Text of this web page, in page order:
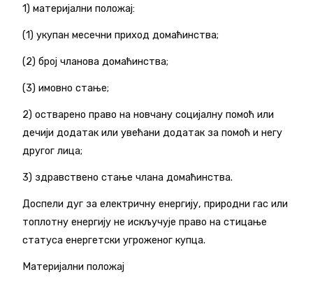
1) материјални положај:
(1) укупан месечни приход домаћинства;
(2) број чланова домаћинства;
(3) имовно стање;
2) остварено право на новчану социјалну помоћ или
дечији додатак или увећани додатак за помоћ и негу
другог лица;
3) здравствено стање члана домаћинства.
Доспели дуг за електричну енергију, природни гас или
топлотну енергију не искључује право на стицање
статуса енергетски угроженог купца.
Материјални положај